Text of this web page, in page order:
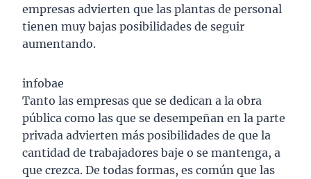
empresas advierten que las plantas de personal
tienen muy bajas posibilidades de seguir
aumentando.
infobae
Tanto las empresas que se dedican a la obra
pública como las que se desempeñan en la parte
privada advierten más posibilidades de que la
cantidad de trabajadores baje o se mantenga, a
que crezca. De todas formas, es común que las